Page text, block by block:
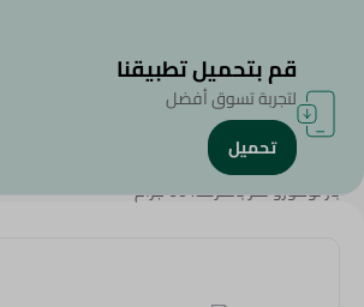
الرئيسية/سناكس وحلويات
بار تومورو تمر بالقرفة، 60 جرام
قم بتحميل تطبيقنا
لتجربة تسوق أفضل
تحميل